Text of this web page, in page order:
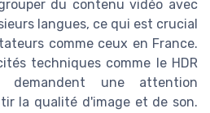
du contenu vidéo avec
langues, ce qui est crucial
comme ceux en France.
techniques comme le HDR
une attention
la qualité d'image et de son.